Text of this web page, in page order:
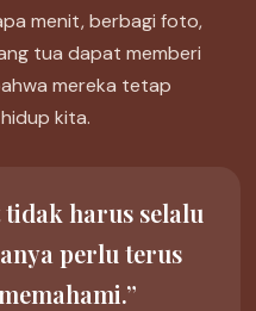
menit, berbagi foto,
tua dapat memberi
mereka tetap
kita.
harus selalu
perlu terus